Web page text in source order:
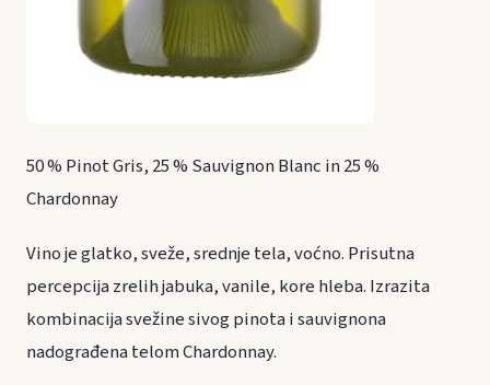
50 % Pinot Gris, 25 % Sauvignon Blanc in 25 %
Chardonnay
Vino je glatko, sveže, srednje tela, voćno. Prisutna
percepcija zrelih jabuka, vanile, kore hleba. Izrazita
kombinacija svežine sivog pinota i sauvignona
nadograđena telom Chardonnay.